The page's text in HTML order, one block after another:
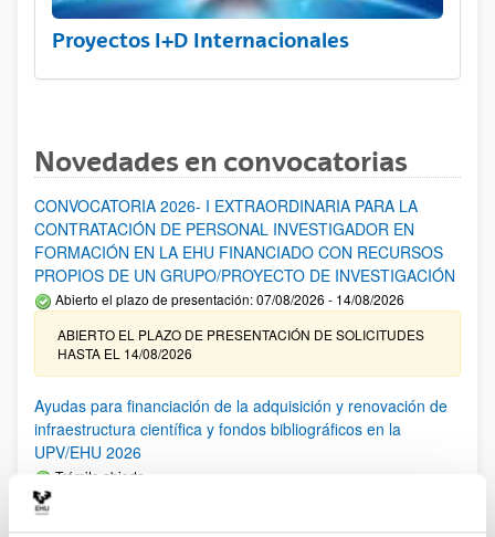
Proyectos I+D Internacionales
Novedades en convocatorias
CONVOCATORIA 2026- I EXTRAORDINARIA PARA LA
CONTRATACIÓN DE PERSONAL INVESTIGADOR EN
FORMACIÓN EN LA EHU FINANCIADO CON RECURSOS
PROPIOS DE UN GRUPO/PROYECTO DE INVESTIGACIÓN
Abierto el plazo de presentación: 07/08/2026 - 14/08/2026
ABIERTO EL PLAZO DE PRESENTACIÓN DE SOLICITUDES
HASTA EL 14/08/2026
Ayudas para financiación de la adquisición y renovación de
infraestructura científica y fondos bibliográficos en la
UPV/EHU 2026
Trámite abierto
solicitudes admitidas y excluidas. 23/03/2026: Relación